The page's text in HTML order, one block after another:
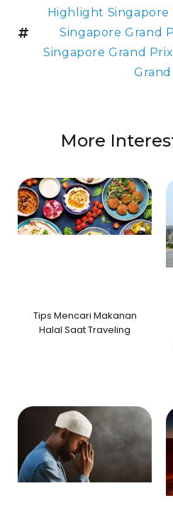
Highlight Singapore
Singapore Grand
Singapore Grand Prix
More
Tips Mencari Makanan
Halal Saat Traveling